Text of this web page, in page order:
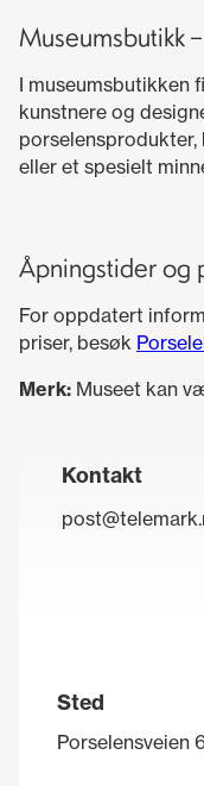
Museumsbutikk
I museumsbutikken
kunstnere og
porselensprodukter,
eller et spesielt
Åpningstider og
For oppdatert
priser, besøk
Merk: Museet kan
Kontakt
Sted
Porselensveien